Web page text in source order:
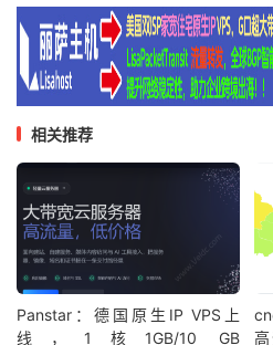
相关推荐
Panstar：德国原生IP VPS上
线，1核1GB/10 GB